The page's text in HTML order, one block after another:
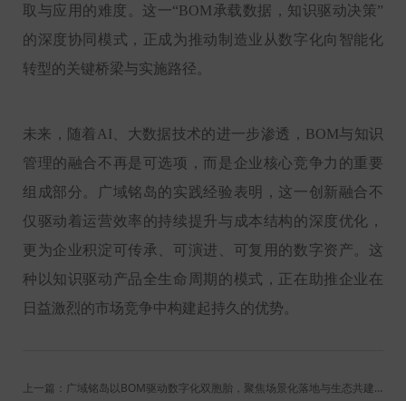
取与应用的难度。这一“BOM承载数据，知识驱动决策”
的深度协同模式，正成为推动制造业从数字化向智能化
转型的关键桥梁与实施路径。
未来，随着AI、大数据技术的进一步渗透，BOM与知识
管理的融合不再是可选项，而是企业核心竞争力的重要
组成部分。广域铭岛的实践经验表明，这一创新融合不
仅驱动着运营效率的持续提升与成本结构的深度优化，
更为企业积淀可传承、可演进、可复用的数字资产。这
种以知识驱动产品全生命周期的模式 ，正在助推企业在
日益激烈的市场竞争中构建起持久的优势。
上一篇：广域铭岛以BOM驱动数字化双胞胎，聚焦场景化落地与生态共建！